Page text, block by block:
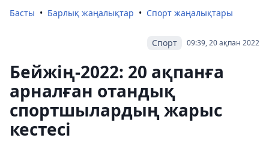
Басты Барлық жаңалықтар Спорт жаңалықтары
09:39, 20 ақпан 2022
Спорт
Бейжің-2022: 20 ақпанға
арналған отандық
спортшылардың жарыс
кестесі